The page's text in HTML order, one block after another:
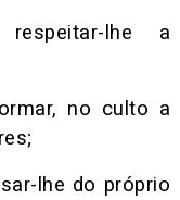
lhe a
no culto a
lhe do próprio